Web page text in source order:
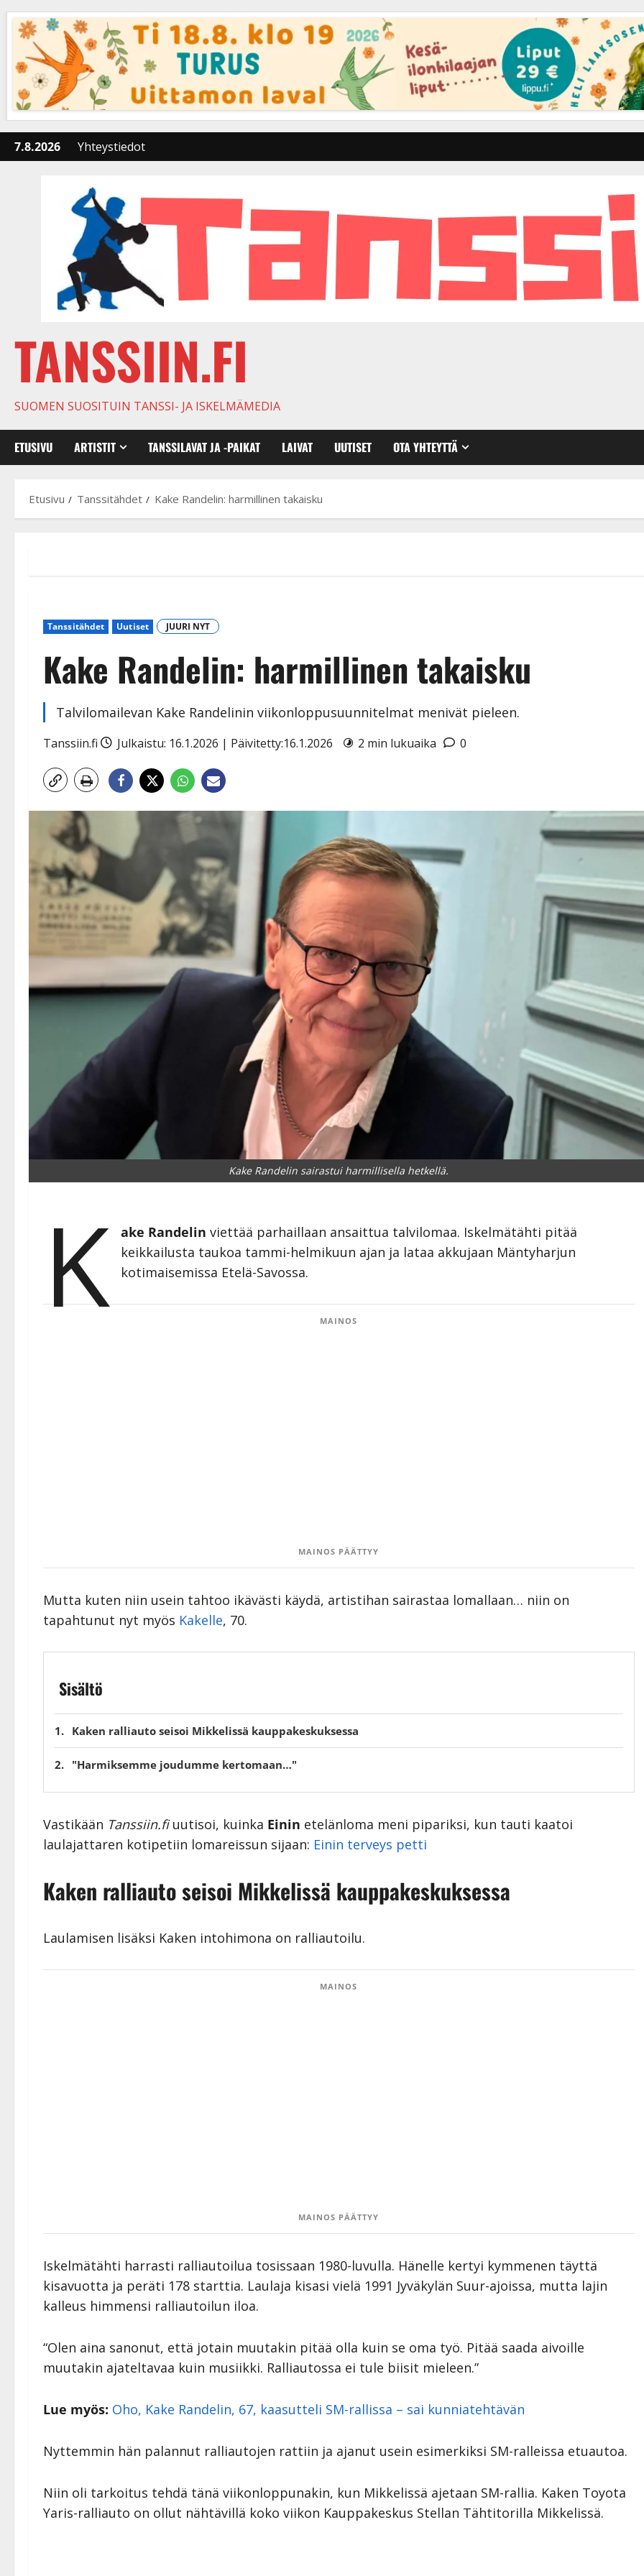
content
7.8.2026 Yhteystiedot
TANSSIIN.FI
SUOMEN SUOSITUIN TANSSI- JA ISKELMÄMEDIA
ETUSIVU ARTISTIT TANSSILAVAT JA -PAIKAT LAIVAT UUTISET OTA YHTEYTTÄ
Etusivu Tanssitähdet Kake Randelin: harmillinen takaisku
Tanssitähdet Uutiset JUURI NYT
Kake Randelin: harmillinen takaisku
Talvilomailevan Kake Randelinin viikonloppusuunnitelmat menivät pieleen.
Tanssiin.fi Julkaistu: 16.1.2026 | Päivitetty:16.1.2026 2 min lukuaika 0
Kake Randelin sairastui harmillisella hetkellä.
K ake Randelinviettää parhaillaan ansaittua talvilomaa. Iskelmätähti pitää
keikkailusta taukoa tammi-helmikuun ajan ja lataa akkujaan Mäntyharjun
kotimaisemissa Etelä-Savossa.
MAINOS
MAINOS PÄÄTTYY
Mutta kuten niin usein tahtoo ikävästi käydä, artistihan sairastaa lomallaan… niin on
tapahtunut nyt myös Kakelle, 70.
Sisältö
Kaken ralliauto seisoi Mikkelissä kauppakeskuksessa
"Harmiksemme joudumme kertomaan…"
Vastikään Tanssiin.fiuutisoi, kuinka Einin etelänloma meni pipariksi, kun tauti kaatoi
laulajattaren kotipetiin lomareissun sijaan: Einin terveys petti
Kaken ralliauto seisoi Mikkelissä kauppakeskuksessa
Laulamisen lisäksi Kaken intohimona on ralliautoilu.
MAINOS
MAINOS PÄÄTTYY
Iskelmätähti harrasti ralliautoilua tosissaan 1980-luvulla. Hänelle kertyi kymmenen täyttä
kisavuotta ja peräti 178 starttia. Laulaja kisasi vielä 1991 Jyväkylän Suur-ajoissa, mutta lajin
kalleus himmensi ralliautoilun iloa.
“Olen aina sanonut, että jotain muutakin pitää olla kuin se oma työ. Pitää saada aivoille
muutakin ajateltavaa kuin musiikki. Ralliautossa ei tule biisit mieleen.”
Lue myös: Oho, Kake Randelin, 67, kaasutteli SM-rallissa – sai kunniatehtävän
Nyttemmin hän palannut ralliautojen rattiin ja ajanut usein esimerkiksi SM-ralleissa etuautoa.
Niin oli tarkoitus tehdä tänä viikonloppunakin, kun Mikkelissä ajetaan SM-rallia. Kaken Toyota
Yaris-ralliauto on ollut nähtävillä koko viikon Kauppakeskus Stellan Tähtitorilla Mikkelissä.